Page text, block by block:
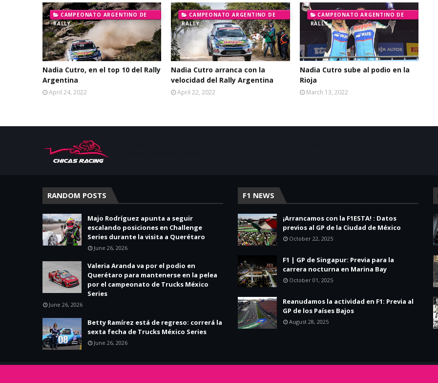
CAMPEONATO ARGENTINO DE
RALLY
Nadia Cutro, en el top 10 del Rally
Argentina
April 24, 2022
CAMPEONATO ARGENTINO DE
RALLY
Nadia Cutro arranca con la
velocidad del Rally Argentina
April 22, 2022
CAMPEONATO ARGENTINO DE
RALLY
Nadia Cutro sube al podio en la
Rioja
March 13, 2022
RANDOM POSTS
Majo Rodríguez apunta a seguir
escalando posiciones en Challenge
Series durante la visita a Querétaro
June 26, 2026
Valeria Aranda va por el podio en
Querétaro para mantenerse en la pelea
por el campeonato de Trucks México
Series
June 26, 2026
Betty Ramírez está de regreso: correrá la
sexta fecha de Trucks México Series
June 26, 2026
F1 NEWS
¡Arrancamos con la F1ESTA! : Datos
previos al GP de la Ciudad de México
October 22, 2025
F1 | GP de Singapur: Previa para la
carrera nocturna en Marina Bay
October 01, 2025
Reanudamos la actividad en F1: Previa al
GP de los Países Bajos
August 28, 2025